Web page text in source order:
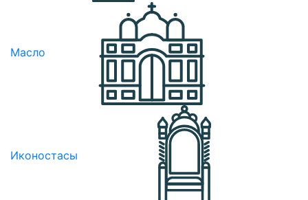
Масло
Иконостасы